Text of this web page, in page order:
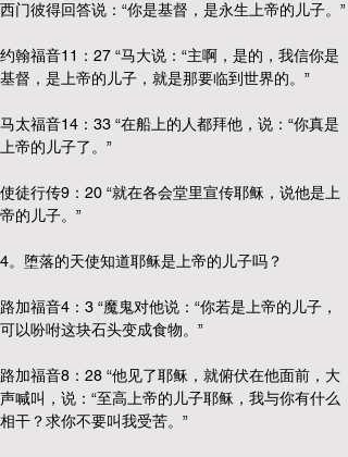
西门彼得回答说：“你是基督，是永生上帝的儿子。”
约翰福音11：27 “马大说：“主啊，是的，我信你是
基督，是上帝的儿子，就是那要临到世界的。”
马太福音14：33 “在船上的人都拜他，说：“你真是
上帝的儿子了。”
使徒行传9：20 “就在各会堂里宣传耶稣，说他是上
帝的儿子。”
4。堕落的天使知道耶稣是上帝的儿子吗？
路加福音4：3 “魔鬼对他说：“你若是上帝的儿子，
可以吩咐这块石头变成食物。”
路加福音8：28 “他见了耶稣，就俯伏在他面前，大
声喊叫，说：“至高上帝的儿子耶稣，我与你有什么
相干？求你不要叫我受苦。”